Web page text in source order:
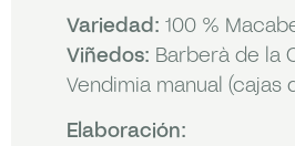
Variedad: 100 %
Viñedos: Barberà de la
Vendimia manual (cajas
Elaboración: